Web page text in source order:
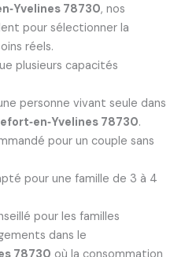
78730, nos
pour sélectionner la
réels.
plusieurs capacités
personne vivant seule dans
78730.
pour un couple sans
pour une famille de 3 à 4
pour les familles
dans le
78730 où la consommation